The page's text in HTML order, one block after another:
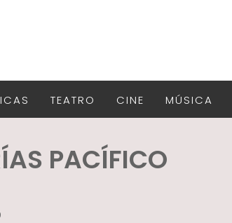
TEATRO CINE MÚSICA
PACÍFICO